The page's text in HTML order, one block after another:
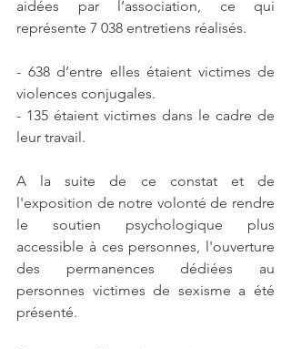
aidées par l’association, ce qui
représente 7 038 entretiens réalisés.
- 638 d’entre elles étaient victimes de
violences conjugales.
- 135 étaient victimes dans le cadre de
leur travail.
A la suite de ce constat et de
l'exposition de notre volonté de rendre
le soutien psychologique plus
accessible à ces personnes, l'ouverture
des permanences dédiées au
personnes victimes de sexisme a été
présenté.